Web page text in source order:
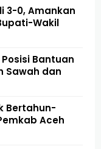
3-0, Amankan
Wakil
Bantuan
Sawah dan
Bertahun-
Aceh